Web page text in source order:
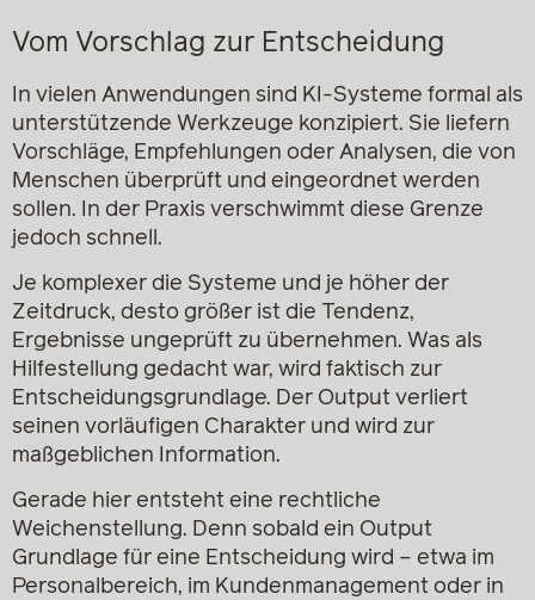
Vom Vorschlag zur Entscheidung
In vielen Anwendungen sind KI-Systeme formal als
unterstützende Werkzeuge konzipiert. Sie liefern
Vorschläge, Empfehlungen oder Analysen, die von
Menschen überprüft und eingeordnet werden
sollen. In der Praxis verschwimmt diese Grenze
jedoch schnell.
Je komplexer die Systeme und je höher der
Zeitdruck, desto größer ist die Tendenz,
Ergebnisse ungeprüft zu übernehmen. Was als
Hilfestellung gedacht war, wird faktisch zur
Entscheidungsgrundlage. Der Output verliert
seinen vorläufigen Charakter und wird zur
maßgeblichen Information.
Gerade hier entsteht eine rechtliche
Weichenstellung. Denn sobald ein Output
Grundlage für eine Entscheidung wird – etwa im
Personalbereich, im Kundenmanagement oder in